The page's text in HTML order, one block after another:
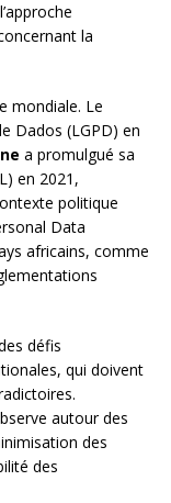
la
mondiale. Le
Dados (LGPD) en
a promulgué sa
en 2021,
politique
Data
africains, comme
défis
qui doivent
autour des
des
des